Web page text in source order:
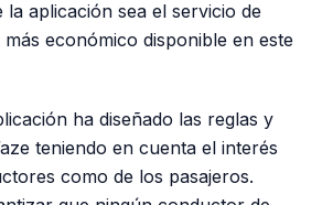
la aplicación sea el servicio de
económico disponible en este
ha diseñado las reglas y
teniendo en cuenta el interés
como de los pasajeros.